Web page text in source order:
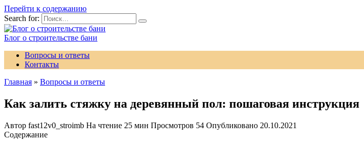
Перейти к содержанию
Search for:
Блог о строительстве бани
Вопросы и ответы
Контакты
Главная » Вопросы и ответы
Как залить стяжку на деревянный пол: пошаговая инструкция
Автор fast12v0_stroimb На чтение 25 мин Просмотров 54 Опубликовано 20.10.2021
Содержание